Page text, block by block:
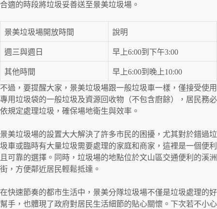
合適的時段將垃圾妥善送至景美垃圾場。
景美垃圾場開放時間 說明
週三與週日 早上6:00到下午3:00
其他時間
早上6:00到晚上10:00
不過，要提醒大家，景美垃圾場跟一般垃圾車一樣，僅接受使用
專用垃圾袋的一般垃圾及資源回收物（不包含廚餘），居民務必
依規定處理垃圾，確保場地衛生與效率。
景美垃圾場的設置大大解決了許多市民的困擾，尤其對於錯過垃
圾車或臨時有大量垃圾需要處理的家庭和商家，這裡是一個便利
且可靠的選擇。同時，垃圾場的地點位於文山區交通便利的溪洲
街，方便鄰近居民輕鬆抵達。
在快速節奏的都市生活中，景美分隊垃圾場不僅是垃圾處理的好
幫手，也體現了政府對居民生活細節的貼心關懷。下次若不小心